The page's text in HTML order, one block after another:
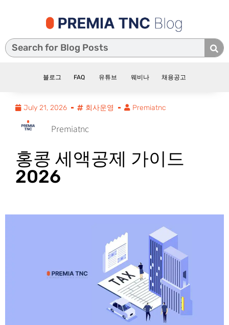
블로그 FAQ 유튜브 웨비나 채용공고
July 21, 2026 회사운영 Premiatnc
Premiatnc
홍콩 세액공제 가이드
2026